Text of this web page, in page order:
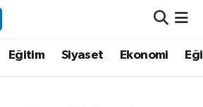
Eğitim Siyaset Ekonomi